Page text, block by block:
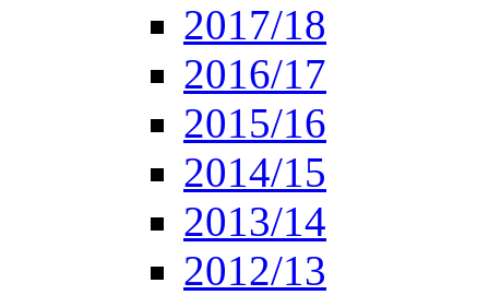
2017/18
2016/17
2015/16
2014/15
2013/14
2012/13